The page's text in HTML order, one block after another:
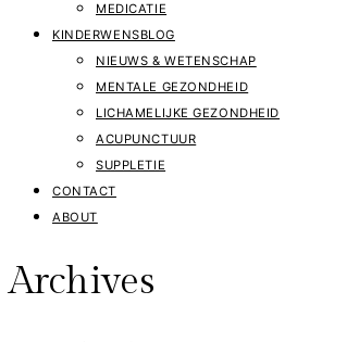
MEDICATIE
KINDERWENSBLOG
NIEUWS & WETENSCHAP
MENTALE GEZONDHEID
LICHAMELIJKE GEZONDHEID
ACUPUNCTUUR
SUPPLETIE
CONTACT
ABOUT
Archives